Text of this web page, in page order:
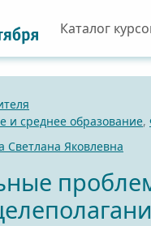
Каталог
и среднее образование,
Светлана Яковлевна